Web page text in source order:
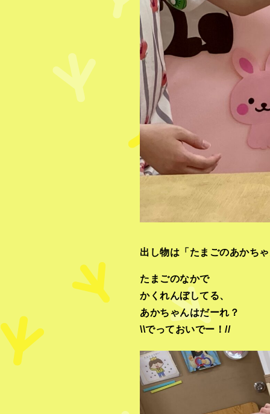
出し物は「たまごのあかち
たまごのなかで
かくれんぼしてる、
あかちゃんはだーれ？
\\でっておいでー！//